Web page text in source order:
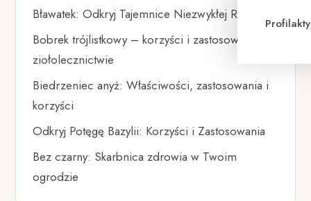
Bławatek: Odkryj Tajemnice Niezwykłej Rośliny
Bobrek trójlistkowy – korzyści i zastosowanie w
ziołolecznictwie
Biedrzeniec anyż: Właściwości, zastosowania i
korzyści
Odkryj Potęgę Bazylii: Korzyści i Zastosowania
Bez czarny: Skarbnica zdrowia w Twoim
ogrodzie